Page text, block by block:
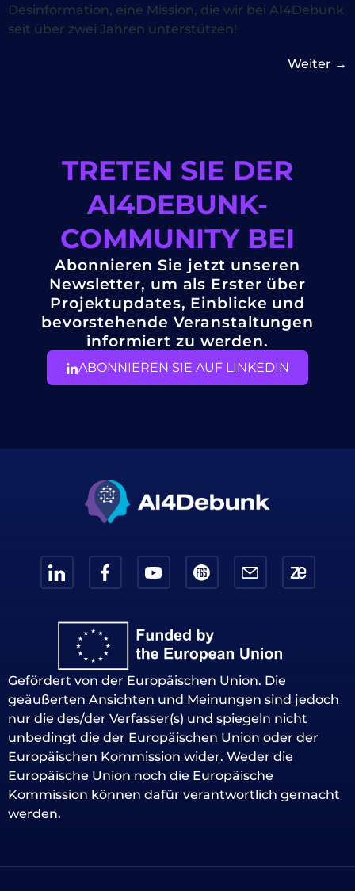
Desinformation, eine Mission, die wir bei AI4Debunk
seit über zwei Jahren unterstützen!
Weiter →
TRETEN SIE DER
AI4DEBUNK-
COMMUNITY BEI
Abonnieren Sie jetzt unseren
Newsletter, um als Erster über
Projektupdates, Einblicke und
bevorstehende Veranstaltungen
informiert zu werden.
ABONNIEREN SIE AUF LINKEDIN
Gefördert von der Europäischen Union. Die
geäußerten Ansichten und Meinungen sind jedoch
nur die des/der Verfasser(s) und spiegeln nicht
unbedingt die der Europäischen Union oder der
Europäischen Kommission wider. Weder die
Europäische Union noch die Europäische
Kommission können dafür verantwortlich gemacht
werden.